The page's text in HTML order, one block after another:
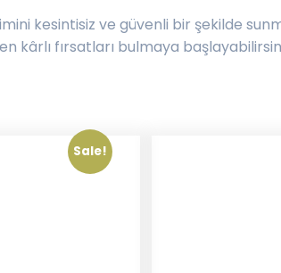
kesintisiz ve güvenli bir şekilde
kârlı fırsatları bulmaya
Sale!